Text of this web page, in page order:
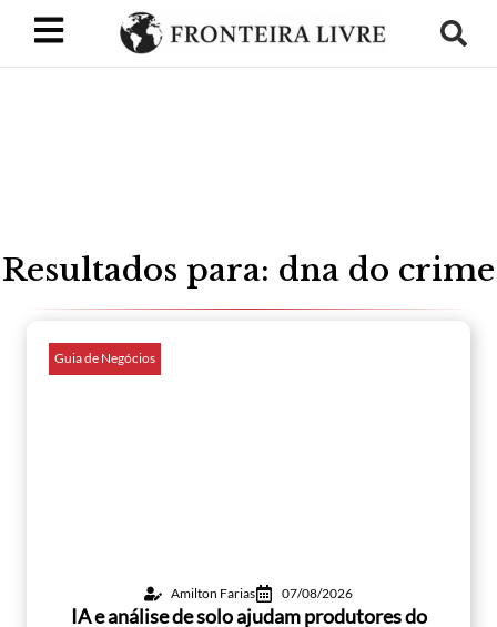
Resultados para: dna do crime
Guia de Negócios
Amilton Farias 07/08/2026
IA e análise de solo ajudam produtores do